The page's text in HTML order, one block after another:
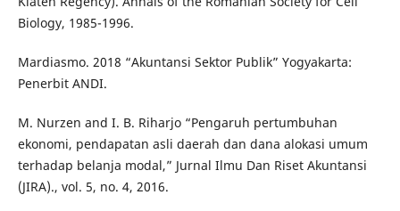
Biology, 1985-1996.
Mardiasmo. 2018 “Akuntansi Sektor Publik” Yogyakarta:
Penerbit ANDI.
M. Nurzen and I. B. Riharjo “Pengaruh pertumbuhan
ekonomi, pendapatan asli daerah dan dana alokasi umum
terhadap belanja modal,” Jurnal Ilmu Dan Riset Akuntansi
(JIRA)., vol. 5, no. 4, 2016.